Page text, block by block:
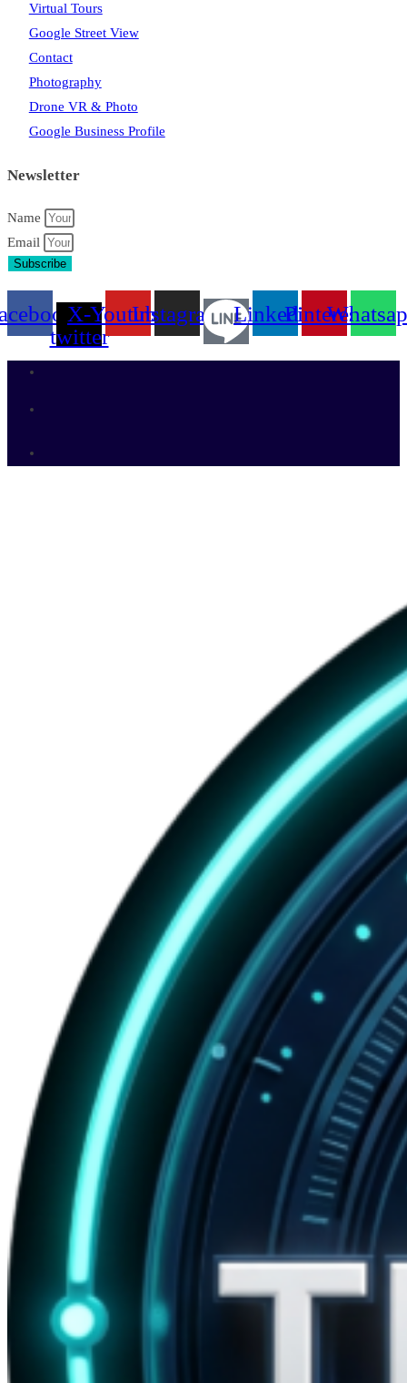
Virtual Tours
Google Street View
Contact
Photography
Drone VR & Photo
Google Business Profile
Newsletter
Name
Email
Subscribe
X-
twitter
YoutubeInstagram LinkedinPinterest